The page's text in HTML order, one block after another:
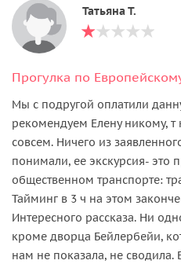
Татьяна Т.
Прогулка по
Мы с подругой оплатили
рекомендуем Елену никому, т
совсем. Ничего из
понимали, ее экскурсия- это
общественном транспорте:
Тайминг в 3 ч на этом
Интересного рассказа. Ни
кроме дворца Бейлербейи,
нам не показала, не сводила.